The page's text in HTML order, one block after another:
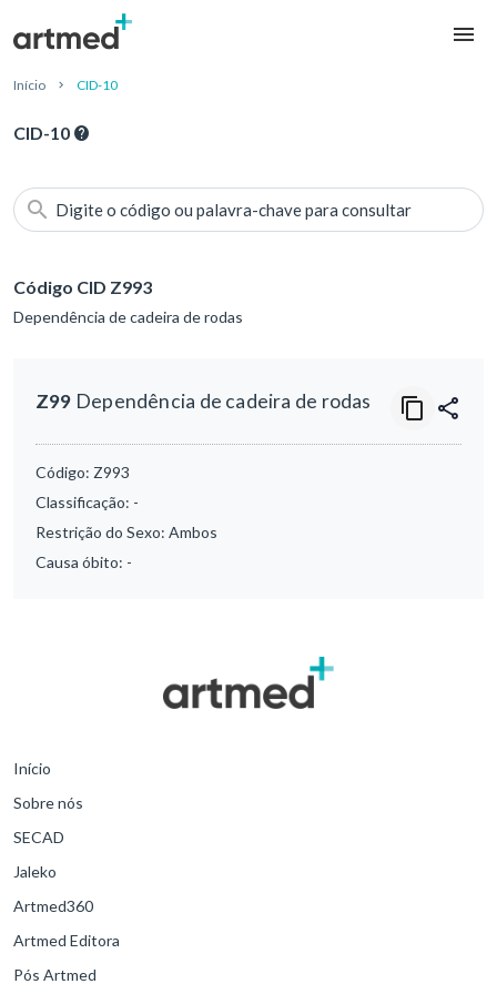
Início CID-10
CID-10
Digite o código ou palavra-chave para consultar
Código CID Z993
Dependência de cadeira de rodas
Z99 Dependência de cadeira de rodas
Código: Z993
Classificação: -
Restrição do Sexo: Ambos
Causa óbito: -
Início
Sobre nós
SECAD
Jaleko
Artmed360
Artmed Editora
Pós Artmed